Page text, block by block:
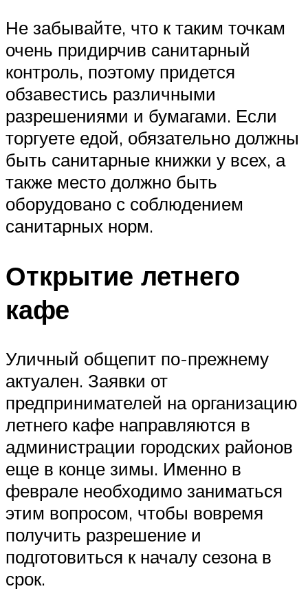
Не забывайте, что к таким точкам
очень придирчив санитарный
контроль, поэтому придется
обзавестись различными
разрешениями и бумагами. Если
торгуете едой, обязательно должны
быть санитарные книжки у всех, а
также место должно быть
оборудовано с соблюдением
санитарных норм.
Открытие летнего
кафе
Уличный общепит по-прежнему
актуален. Заявки от
предпринимателей на организацию
летнего кафе направляются в
администрации городских районов
еще в конце зимы. Именно в
феврале необходимо заниматься
этим вопросом, чтобы вовремя
получить разрешение и
подготовиться к началу сезона в
срок.